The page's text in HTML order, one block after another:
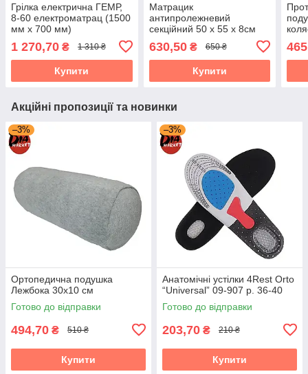
Грілка електрична ГЕМР,
8-60 електроматрац (1500
мм х 700 мм)
1 270,70 ₴ 1 310 ₴
Купити
Матрацик
антипролежневий
секційний 50 х 55 х 8см
630,50₴ 650 ₴
Купити
Акційні пропозиції та новинки
–3%
Ортопедична подушка
Лежбока 30х10 см
Готово до відправки
494,70 ₴ 510 ₴
Купити
–3%
Анатомічні устілки 4Rest Orto
“Universal” 09-907 р. 36-40
Готово до відправки
203,70 ₴ 210 ₴
Купити